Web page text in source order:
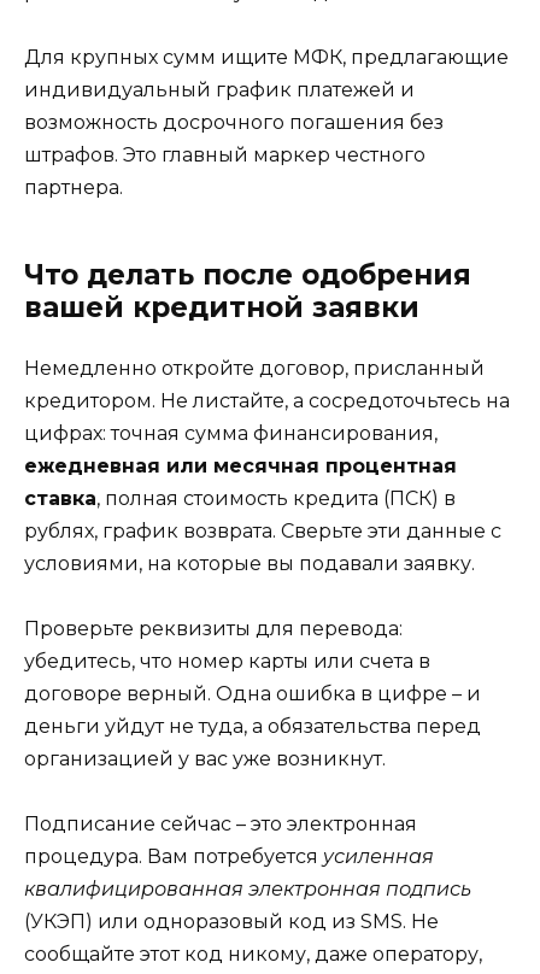
Для крупных сумм ищите МФК, предлагающие
индивидуальный график платежей и
возможность досрочного погашения без
штрафов. Это главный маркер честного
партнера.
Что делать после одобрения
вашей кредитной заявки
Немедленно откройте договор, присланный
кредитором. Не листайте, а сосредоточьтесь на
цифрах: точная сумма финансирования,
ежедневная или месячная процентная
ставка, полная стоимость кредита (ПСК) в
рублях, график возврата. Сверьте эти данные с
условиями, на которые вы подавали заявку.
Проверьте реквизиты для перевода:
убедитесь, что номер карты или счета в
договоре верный. Одна ошибка в цифре – и
деньги уйдут не туда, а обязательства перед
организацией у вас уже возникнут.
Подписание сейчас – это электронная
процедура. Вам потребуется усиленная
квалифицированная электронная подпись
(УКЭП) или одноразовый код из SMS. Не
сообщайте этот код никому, даже оператору,